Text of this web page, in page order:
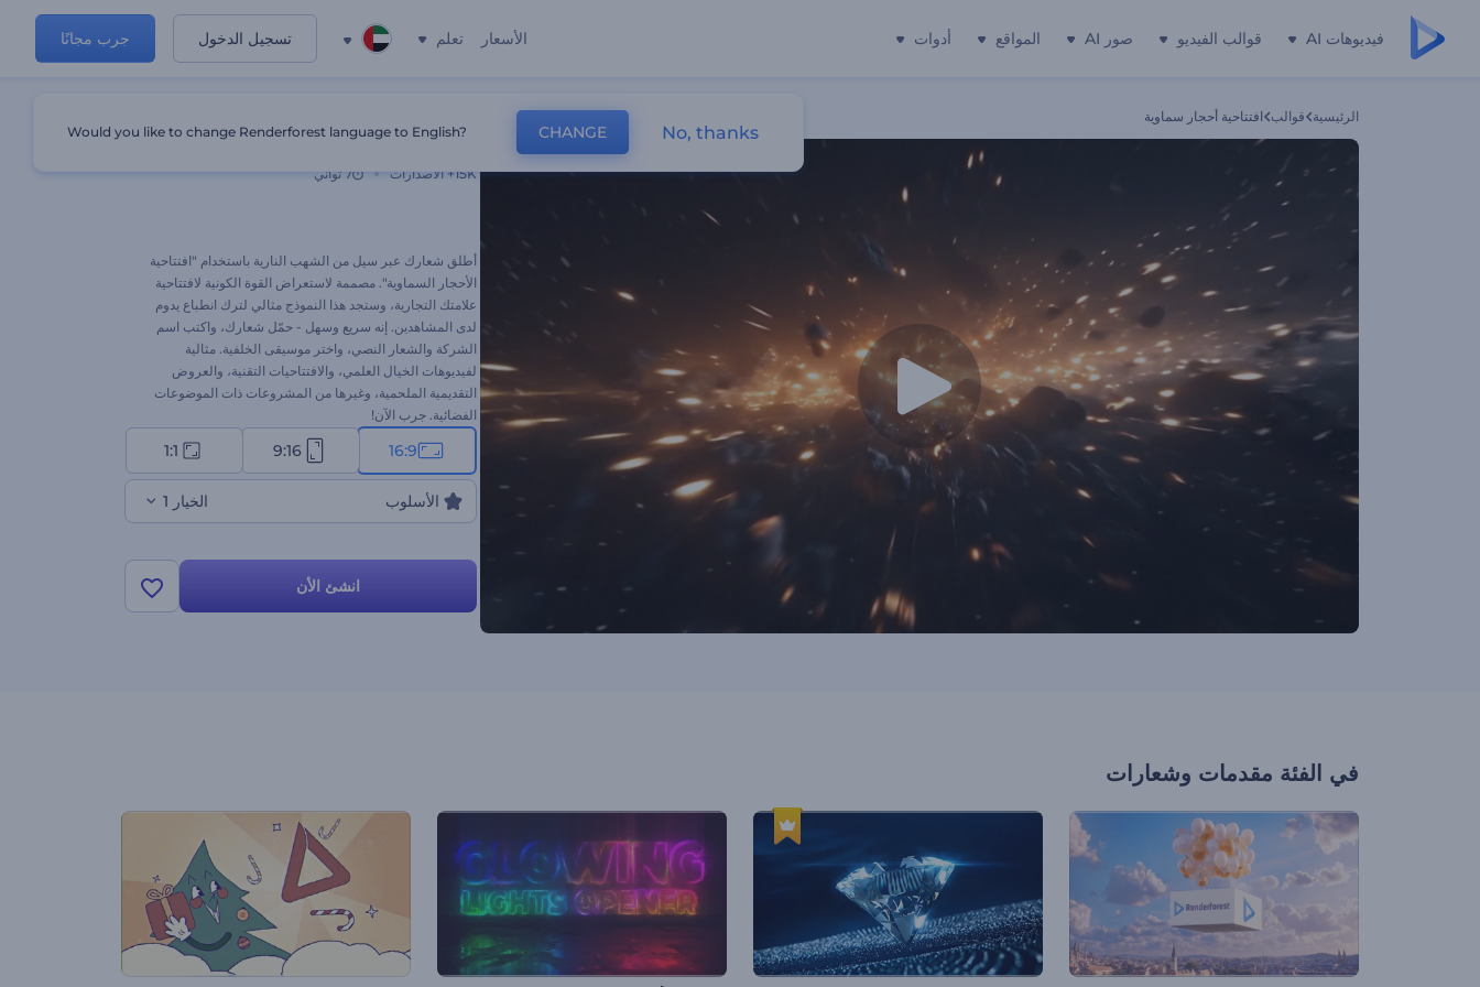
فيديوهات AI قوالب الفيديو صور AI المواقع أدوات الأسعار تعلم تسجيل الدخول جرب مجانًا
الرئيسية قوالب افتتاحية أحجار سماوية
15K+ الاصدارات 7 ثواني
أطلق شعارك عبر سيل من الشهب النارية باستخدام "افتتاحية
الأحجار السماوية". مصممة لاستعراض القوة الكونية لافتتاحية
علامتك التجارية، وستجد هذا النموذج مثالي لترك انطباع يدوم
لدى المشاهدين. إنه سريع وسهل - حمّل شعارك، واكتب اسم
الشركة والشعار النصي، واختر موسيقى الخلفية. مثالية
لفيديوهات الخيال العلمي، والافتتاحيات التقنية، والعروض
التقديمية الملحمية، وغيرها من المشروعات ذات الموضوعات
الفضائية. جرب الآن!
16:9
9:16
1:1
الأسلوب الخيار 1
انشئ الأن
في الفئة مقدمات وشعارات
Would you like to change Renderforest language to English? CHANGE No, thanks